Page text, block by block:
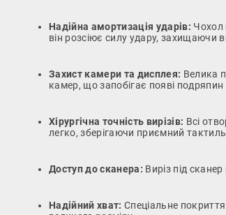
Надійна амортизація ударів: Чохол
він розсіює силу удару, захищаючи
Захист камери та дисплея: Велика
камер, що запобігає появі
Хірургічна точність вирізів: Всі
легко, зберігаючи приємний
Доступ до сканера: Виріз під
Надійний хват: Спеціальне